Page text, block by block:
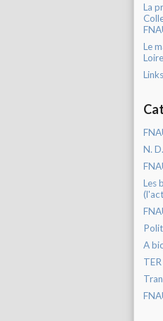
La
Le
Loire
Links
N.
Les
A